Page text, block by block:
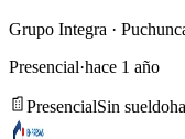
Grupo Integra ·
Presencial·hace 1 año
PresencialSin sueldo